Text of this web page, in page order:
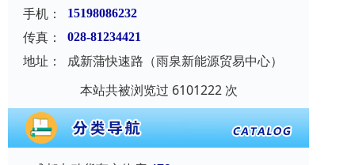
手机：
15198086232
传真： 028-81234421
地址：
成新蒲快速路（雨泉新能源贸易中心）
本站共被浏览过 6101222 次